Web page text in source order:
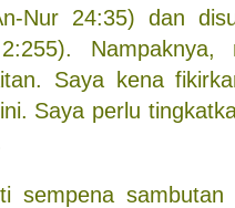
Nur 24:35) dan
Saya kena
Saya perlu
sempena sambutan